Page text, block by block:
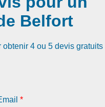
Belfort
obtenir 4 ou 5 devis gratuits
*